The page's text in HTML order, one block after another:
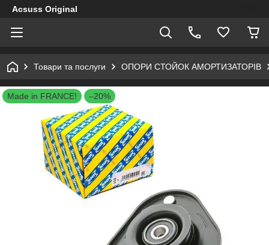
Acsuss Original
Товари та послуги ОПОРИ СТОЙОК АМОРТИЗАТОРІВ
Made in FRANCE! –20%